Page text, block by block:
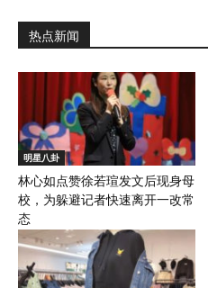
热点新闻
明星八卦
林心如点赞徐若瑄发文后现身母
校，为躲避记者快速离开一改常
态